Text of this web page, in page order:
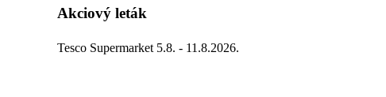
Akciový leták
Tesco Supermarket 5.8. - 11.8.2026.